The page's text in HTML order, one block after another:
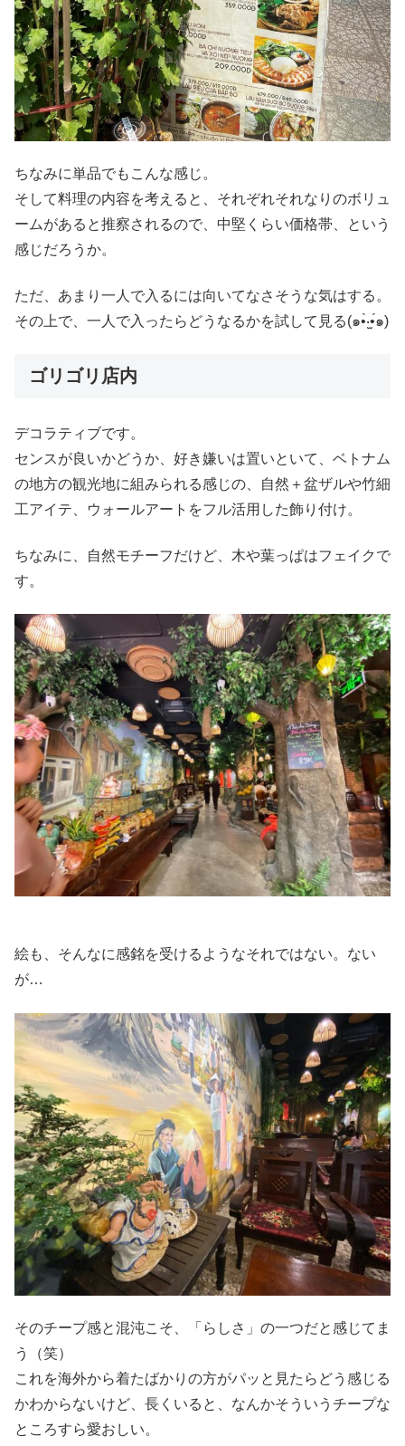
ちなみに単品でもこんな感じ。
そして料理の内容を考えると、それぞれそれなりのボリュ
ームがあると推察されるので、中堅くらい価格帯、という
感じだろうか。
ただ、あまり一人で入るには向いてなさそうな気はする。
その上で、一人で入ったらどうなるかを試して見る(๑•̀‧̫•́๑)
ゴリゴリ店内
デコラティブです。
センスが良いかどうか、好き嫌いは置いといて、ベトナム
の地方の観光地に組みられる感じの、自然＋盆ザルや竹細
工アイテ、ウォールアートをフル活用した飾り付け。
ちなみに、自然モチーフだけど、木や葉っぱはフェイクで
す。
絵も、そんなに感銘を受けるようなそれではない。ない
が…
そのチープ感と混沌こそ、「らしさ」の一つだと感じてま
う（笑）
これを海外から着たばかりの方がパッと見たらどう感じる
かわからないけど、長くいると、なんかそういうチープな
ところすら愛おしい。